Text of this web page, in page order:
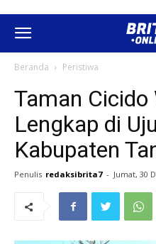
Beranda Peristiwa
Taman Cicido
Lengkap di
Kabupaten
Penulis redaksibrita7 - Jumat, 30